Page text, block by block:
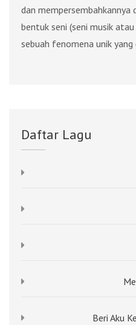
dan mempersembahkannya
bentuk seni (seni musik
sebuah fenomena unik
Daftar Lagu
Beri Aku